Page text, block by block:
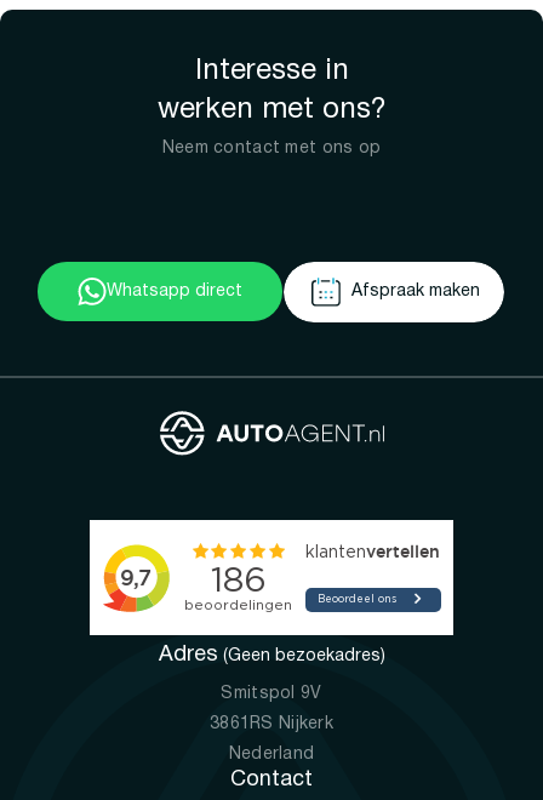
Interesse in
werken met ons?
Neem contact met ons op
Whatsapp direct Afspraak maken
Adres (Geen bezoekadres)
Smitspol 9V
3861RS Nijkerk
Nederland
Contact